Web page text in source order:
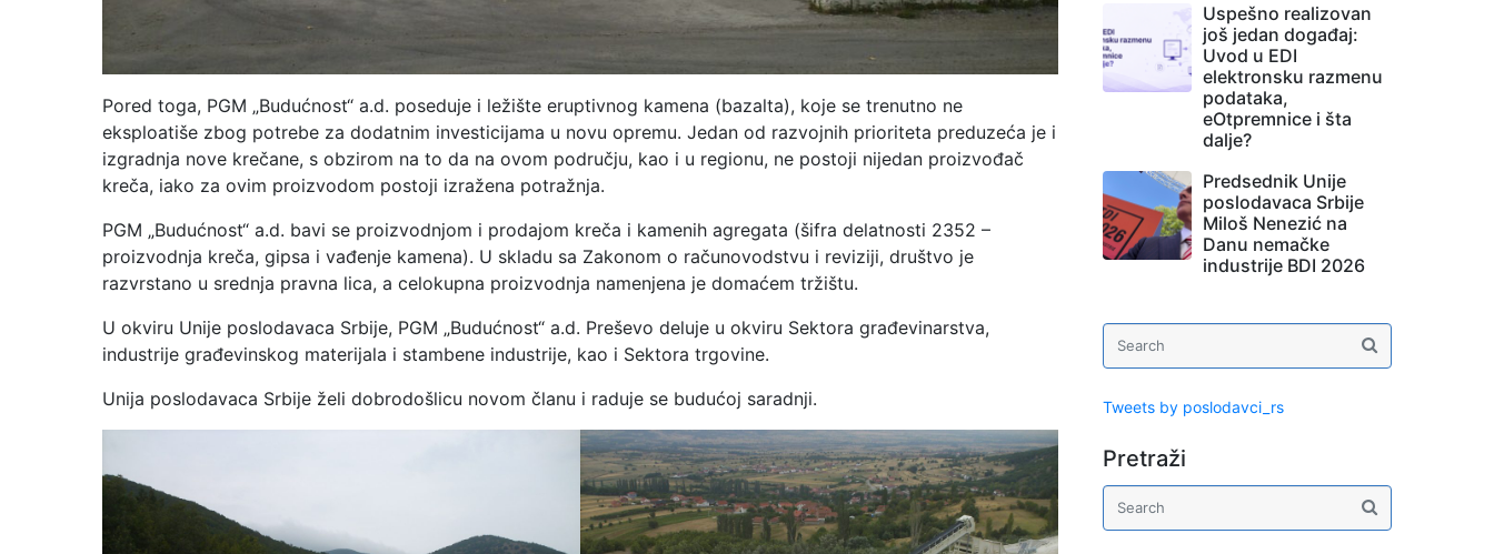
Pored toga, PGM „Budućnost“ a.d. poseduje i ležište eruptivnog kamena (bazalta), koje se trenutno ne
eksploatiše zbog potrebe za dodatnim investicijama u novu opremu. Jedan od razvojnih prioriteta preduzeća je i
izgradnja nove krečane, s obzirom na to da na ovom području, kao i u regionu, ne postoji nijedan proizvođač
kreča, iako za ovim proizvodom postoji izražena potražnja.
PGM „Budućnost“ a.d. bavi se proizvodnjom i prodajom kreča i kamenih agregata (šifra delatnosti 2352 –
proizvodnja kreča, gipsa i vađenje kamena). U skladu sa Zakonom o računovodstvu i reviziji, društvo je
razvrstano u srednja pravna lica, a celokupna proizvodnja namenjena je domaćem tržištu.
U okviru Unije poslodavaca Srbije, PGM „Budućnost“ a.d. Preševo deluje u okviru Sektora građevinarstva,
industrije građevinskog materijala i stambene industrije, kao i Sektora trgovine.
Unija poslodavaca Srbije želi dobrodošlicu novom članu i raduje se budućoj saradnji.
Uspešno realizovan
još jedan događaj:
Uvod u EDI
elektronsku razmenu
podataka,
eOtpremnice i šta
dalje?
Predsednik Unije
poslodavaca Srbije
Miloš Nenezić na
Danu nemačke
industrije BDI 2026
Tweets by poslodavci_rs
Pretraži